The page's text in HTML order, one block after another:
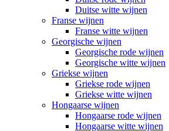
Duitse witte wijnen
Franse wijnen
Franse witte wijnen
Georgische wijnen
Georgische rode wijnen
Georgische witte wijnen
Griekse wijnen
Griekse rode wijnen
Griekse witte wijnen
Hongaarse wijnen
Hongaarse rode wijnen
Hongaarse witte wijnen